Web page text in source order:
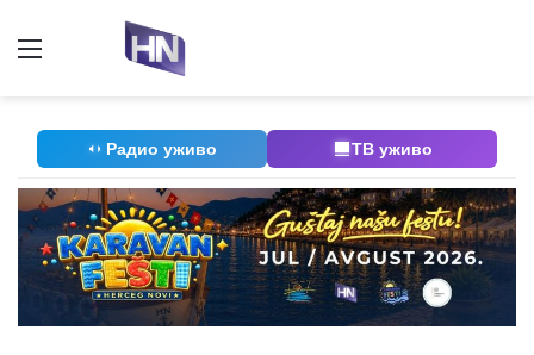
Радио уживо ТВ уживо